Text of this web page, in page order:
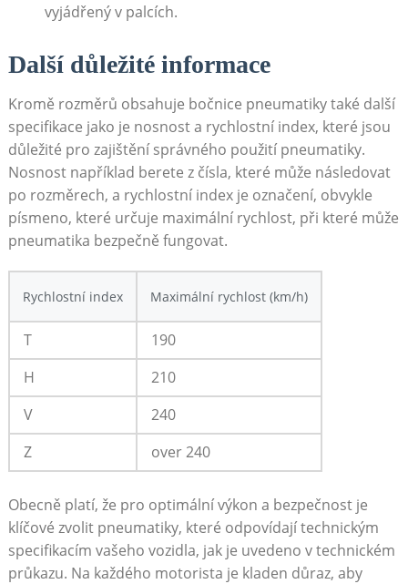
vyjádřený v palcích.
Další důležité informace
Kromě‍ rozměrů obsahuje bočnice pneumatiky také další
specifikace jako je nosnost⁤ a rychlostní index, které jsou
důležité pro zajištění správného použití pneumatiky.
⁤Nosnost například berete z čísla, které může následovat
po rozměrech, a rychlostní index je označení, obvykle
písmeno, které určuje maximální rychlost, při které může
pneumatika bezpečně fungovat.
Rychlostní index Maximální​ rychlost (km/h)
T
190
H
210
V
240
Z
over 240
Obecně ⁢platí, že pro optimální výkon a bezpečnost je​
klíčové zvolit pneumatiky,⁤ které odpovídají technickým
specifikacím vašeho vozidla, jak je ‍uvedeno v technickém
průkazu. Na každého motorista‍ je‍ kladen důraz, aby